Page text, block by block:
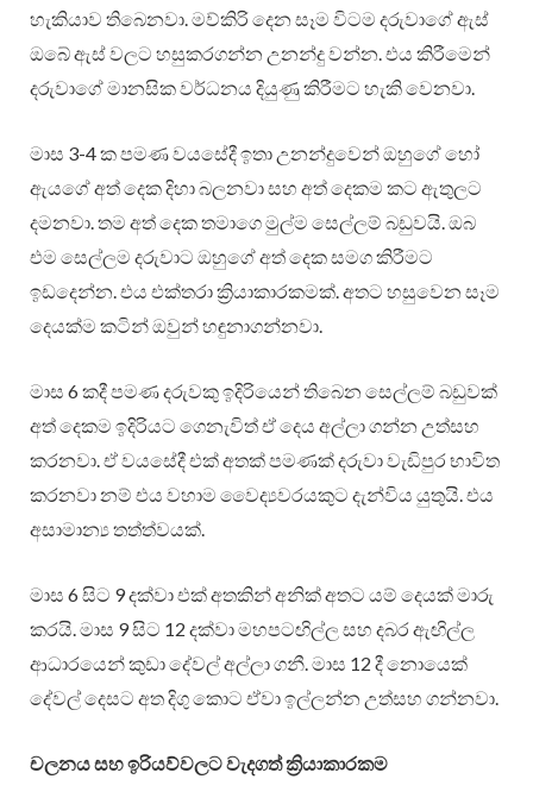
හැකියාව තිබෙනවා. මව්කිරි දෙන සෑම විටම දරුවාගේ ඇස්
ඔබේ ඇස් වලට හසුකරගන්න උනන්දු වන්න. එය කිරීමෙන්
දරුවාගේ මානසික වර්ධනය දියුණු කිරීමට හැකි වෙනවා.
මාස 3-4 ක පමණ වයසේදී ඉතා උනන්දුවෙන් ඔහුගේ හෝ
ඇයගේ අත් දෙක දිහා බලනවා සහ අත් දෙකම කට ඇතුලට
දමනවා. තම අත් දෙක තමාගෙ මුල්ම සෙල්ලම් බඩුවයි. ඔබ
එම සෙල්ලම දරුවාට ඔහුගේ අත් දෙක සමග කිරීමට
ඉඩදෙන්න. එය එක්තරා ක්‍රියාකාරකමක්. අතට හසුවෙන සෑම
දෙයක්ම කටින් ඔවුන් හඳුනාගන්නවා.
මාස 6 කදී පමණ දරුවකු ඉදිරියෙන් තිබෙන සෙල්ලම් බඩුවක්
අත් දෙකම ඉදිරියට ගෙනැවිත් ඒ දෙය අල්ලා ගන්න උත්සහ
කරනවා. ඒ වයසේදී එක් අතක් පමණක් දරුවා වැඩිපුර භාවිත
කරනවා නම් එය වහාම වෛද්‍යවරයකුට දැන්විය යුතුයි. එය
අසාමාන්‍ය තත්ත්වයක්.
මාස 6 සිට 9 දක්වා එක් අතකින් අනික් අතට යම් දෙයක් මාරු
කරයි. මාස 9 සිට 12 දක්වා මහපටඟිල්ල සහ දබර ඇඟිල්ල
ආධාරයෙන් කුඩා දේවල් අල්ලා ගනී. මාස 12 දී නොයෙක්
දේවල් දෙසට අත දිගු කොට ඒවා ඉල්ලන්න උත්සහ ගන්නවා.
චලනය සහ ඉරියව්වලට වැදගත් ක්‍රියාකාරකම